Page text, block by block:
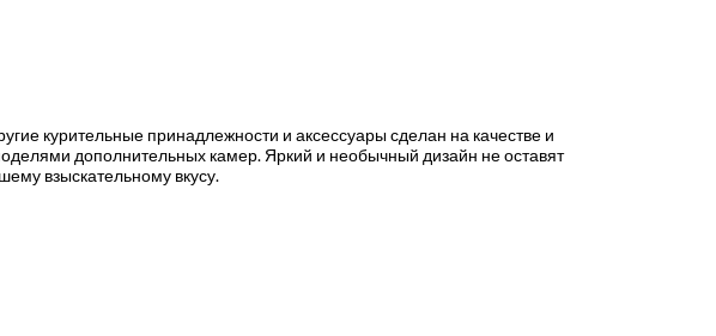
курительные принадлежности и аксессуары сделан на качестве и
дополнительных камер. Яркий и необычный дизайн не оставят
взыскательному вкусу.